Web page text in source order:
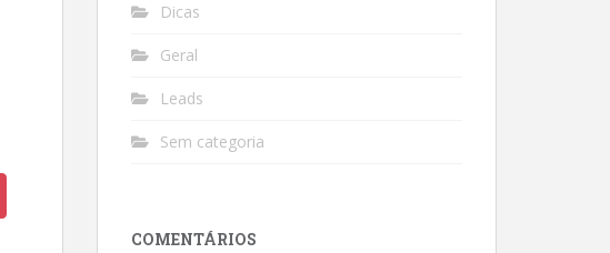
Dicas
Geral
Leads
Sem categoria
COMENTÁRIOS